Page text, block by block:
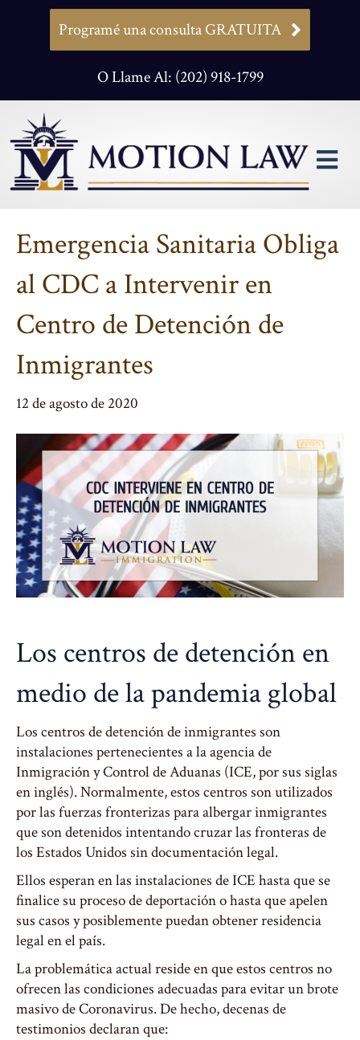
Programé una consulta GRATUITA
O Llame Al: (202) 918-1799
Emergencia Sanitaria Obliga
al CDC a Intervenir en
Centro de Detención de
Inmigrantes
12 de agosto de 2020
Los centros de detención en
medio de la pandemia global
Los centros de detención de inmigrantes son
instalaciones pertenecientes a la agencia de
Inmigración y Control de Aduanas (ICE, por sus siglas
en inglés). Normalmente, estos centros son utilizados
por las fuerzas fronterizas para albergar inmigrantes
que son detenidos intentando cruzar las fronteras de
los Estados Unidos sin documentación legal.
Ellos esperan en las instalaciones de ICE hasta que se
finalice su proceso de deportación o hasta que apelen
sus casos y posiblemente puedan obtener residencia
legal en el país.
La problemática actual reside en que estos centros no
ofrecen las condiciones adecuadas para evitar un brote
masivo de Coronavirus. De hecho, decenas de
testimonios declaran que: